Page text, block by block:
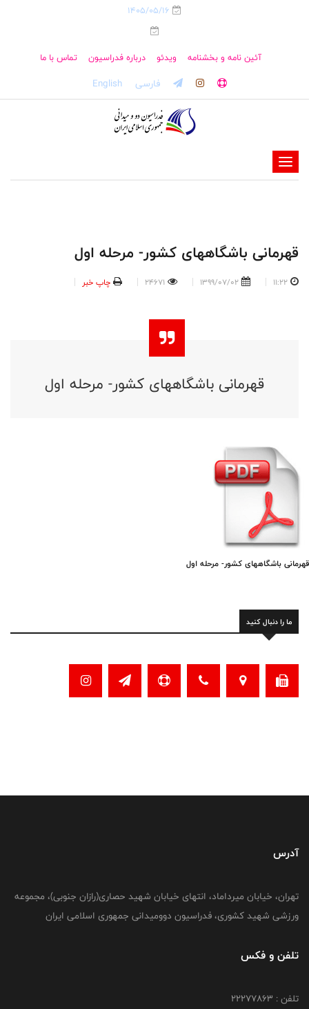
1405/05/16
آئین نامه و بخشنامه ویدئو درباره فدراسیون تماس با ما
فارسی English
-
-
-
قهرمانی باشگاههای کشور- مرحله اول
11:22
1399/07/02
24671 چاپ خبر
قهرمانی باشگاههای کشور- مرحله اول
قهرمانی باشگاههای کشور- مرحله اول
ما را دنبال کنید
آدرس
تهران، خیابان میرداماد، انتهای خیابان شهید حصاری(رازان جنوبی)، مجموعه
ورزشی شهید کشوری، فدراسیون دوومیدانی جمهوری اسلامی ایران
تلفن و فکس
تلفن : 22277863